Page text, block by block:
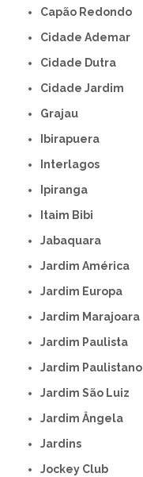
Capão Redondo
Cidade Ademar
Cidade Dutra
Cidade Jardim
Grajau
Ibirapuera
Interlagos
Ipiranga
Itaim Bibi
Jabaquara
Jardim América
Jardim Europa
Jardim Marajoara
Jardim Paulista
Jardim Paulistano
Jardim São Luiz
Jardim Ângela
Jardins
Jockey Club